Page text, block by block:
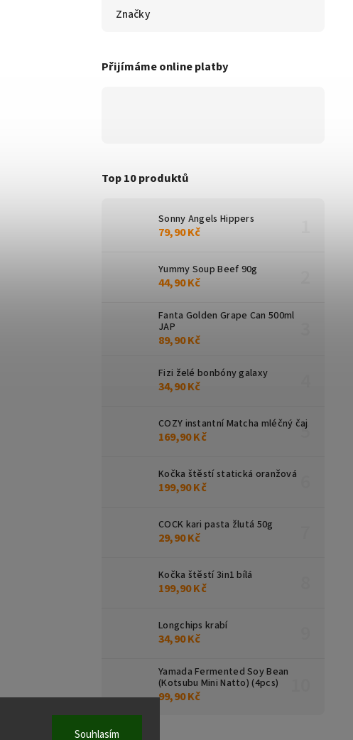
Souhlasím
Značky
Přijímáme online platby
Top 10 produktů
Sonny Angels Hippers
79,90 Kč
Yummy Soup Beef 90g
44,90 Kč
Fanta Golden Grape Can 500ml
JAP
89,90 Kč
Fizi želé bonbóny galaxy
34,90 Kč
COZY instantní Matcha mléčný čaj
169,90 Kč
Kočka štěstí statická oranžová
199,90 Kč
COCK kari pasta žlutá 50g
29,90 Kč
Kočka štěstí 3in1 bílá
199,90 Kč
Longchips krabí
34,90 Kč
Yamada Fermented Soy Bean
(Kotsubu Mini Natto) (4pcs)
99,90 Kč